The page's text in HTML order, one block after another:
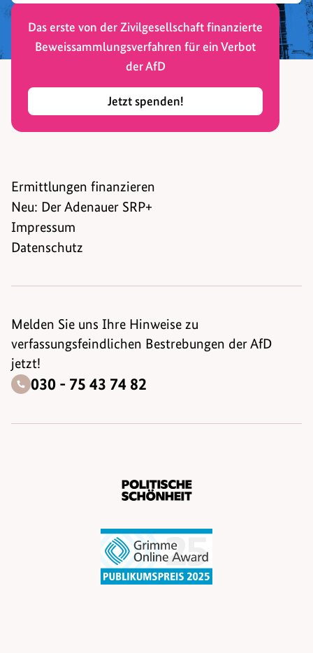
Das erste von der Zivilgesellschaft finanzierte
Beweissammlungsverfahren für ein Verbot
der AfD
Jetzt spenden!
Ermittlungen finanzieren
Neu: Der Adenauer SRP+
Impressum
Datenschutz
Melden Sie uns Ihre Hinweise zu
verfassungsfeindlichen Bestrebungen der AfD
jetzt!
030 - 75 43 74 82